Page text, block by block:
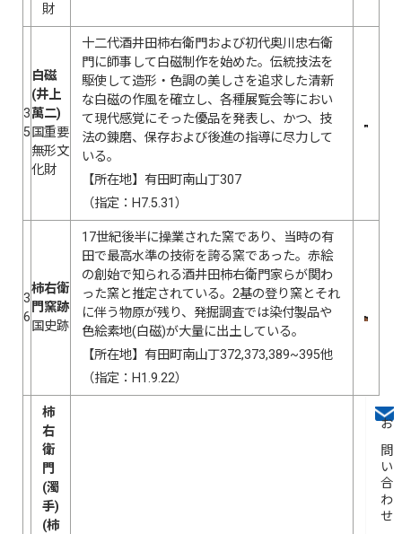
お問い合わせ
財
3
5
白磁
(井上
萬二)
国重要
無形文
化財
十二代酒井田柿右衛門および初代奥川忠右衛
門に師事して白磁制作を始めた。伝統技法を
駆使して造形・色調の美しさを追求した清新
な白磁の作風を確立し、各種展覧会等におい
て現代感覚にそった優品を発表し、かつ、技
法の錬磨、保存および後進の指導に尽力して
いる。
【所在地】有田町南山丁307
（指定：H7.5.31）
3
6
柿右衛
門窯跡
国史跡
17世紀後半に操業された窯であり、当時の有
田で最高水準の技術を誇る窯であった。赤絵
の創始で知られる酒井田柿右衛門家らが関わ
った窯と推定されている。2基の登り窯とそれ
に伴う物原が残り、発掘調査では染付製品や
色絵素地(白磁)が大量に出土している。
【所在地】有田町南山丁372,373,389~395他
（指定：H1.9.22）
柿
右
衛
門
(濁
手)
(柿